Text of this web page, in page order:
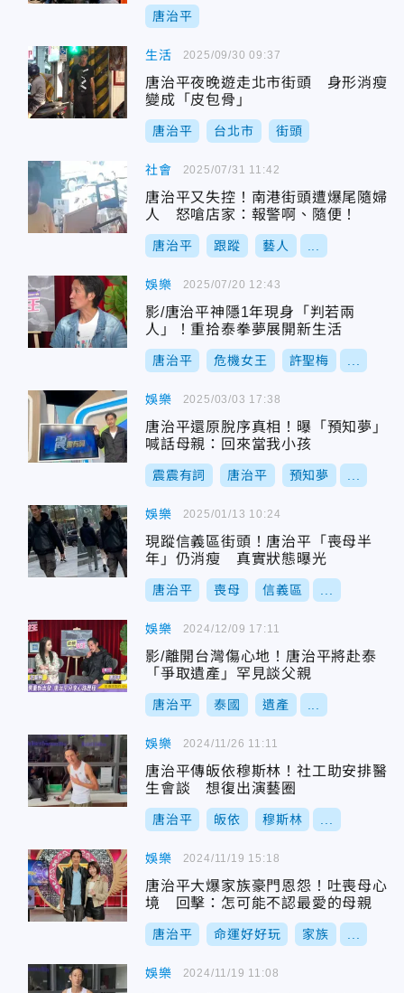
唐治平
生活
唐治平夜晚遊走北市街頭 身形消瘦
變成「皮包骨」
唐治平 台北市 街頭
2025/09/30 09:37
社會
唐治平又失控！南港街頭遭爆尾隨婦
人 怒嗆店家：報警啊、隨便！
唐治平 跟蹤 藝人
2025/07/31 11:42
娛樂
影/唐治平神隱1年現身「判若兩
人」！重拾泰拳夢展開新生活
唐治平 危機女王 許聖梅
2025/07/20 12:43
娛樂
唐治平還原脫序真相！曝「預知夢」
喊話母親：回來當我小孩
震震有詞 唐治平 預知夢
2025/03/03 17:38
娛樂
現蹤信義區街頭！唐治平「喪母半
年」仍消瘦 真實狀態曝光
唐治平 喪母 信義區
2025/01/13 10:24
娛樂
影/離開台灣傷心地！唐治平將赴泰
「爭取遺產」罕見談父親
唐治平 泰國 遺產
2024/12/09 17:11
娛樂
唐治平傳皈依穆斯林！社工助安排醫
生會談 想復出演藝圈
唐治平 皈依 穆斯林
2024/11/26 11:11
娛樂
唐治平大爆家族豪門恩怨！吐喪母心
境 回擊：怎可能不認最愛的母親
唐治平 命運好好玩 家族
2024/11/19 15:18
娛樂 2024/11/19 11:08